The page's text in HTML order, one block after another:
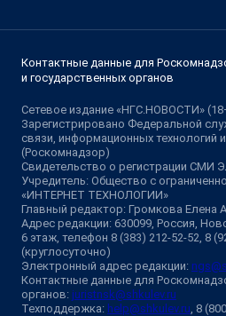
Контактные данные для
и государственных органов
Сетевое издание «НГС.НОВОСТИ»
Зарегистрировано Федеральной
связи, информационных технологий
(Роскомнадзор)
Свидетельство о регистрации СМИ
Учредитель: Общество с
«ИНТЕРНЕТ ТЕХНОЛОГИИ»
Главный редактор: Громкова Елена
Адрес редакции: 630099, Россия,
6 этаж, телефон 8 (383) 212-52-52, 8
(круглосуточно)
Электронный адрес редакции:
Контактные данные для
органов: juristnsk@shkulev.ru
Техподдержка: help@shkulev.ru , 8